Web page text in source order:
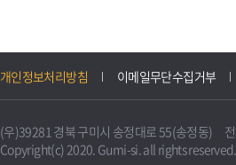
개인정보처리방침 이메일무단수집거부
(우)39281 경북 구미시 송정대로 55(송정동)
Copyright(c) 2020. Gumi-si. all rights reserved.